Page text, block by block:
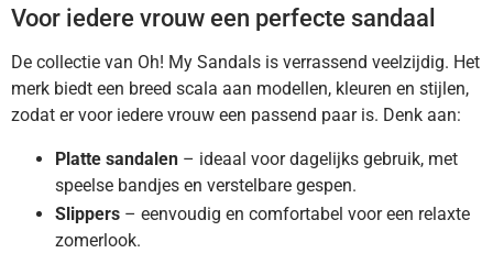
Voor iedere vrouw een perfecte sandaal
De collectie van Oh! My Sandals is verrassend veelzijdig. Het
merk biedt een breed scala aan modellen, kleuren en stijlen,
zodat er voor iedere vrouw een passend paar is. Denk aan:
Platte sandalen – ideaal voor dagelijks gebruik, met
speelse bandjes en verstelbare gespen.
Slippers – eenvoudig en comfortabel voor een relaxte
zomerlook.